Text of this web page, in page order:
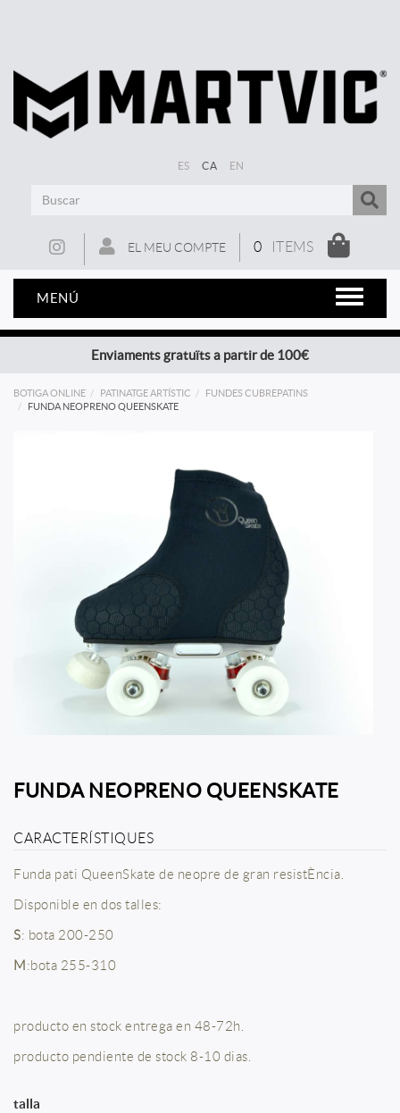
ES CA EN
0 ITEMS
EL MEU COMPTE
MENÚ
Enviaments gratuïts a partir de 100€
BOTIGA ONLINE PATINATGE ARTÍSTIC
FUNDES CUBREPATINS
FUNDA NEOPRENO QUEENSKATE
FUNDA NEOPRENO QUEENSKATE
CARACTERÍSTIQUES
Funda pati QueenSkate de neopre de gran resistÈncia.
Disponible en dos talles:
S: bota 200-250
M :bota 255-310
producto en stock entrega en 48-72h.
producto pendiente de stock 8-10 dias.
talla